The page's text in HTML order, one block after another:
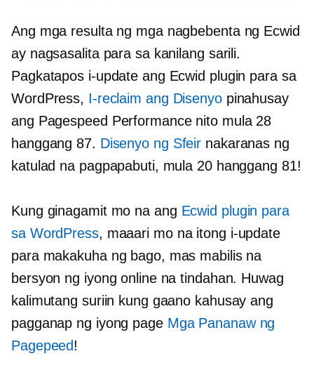
Ang mga resulta ng mga nagbebenta ng Ecwid
ay nagsasalita para sa kanilang sarili.
Pagkatapos i-update ang Ecwid plugin para sa
WordPress, I-reclaim ang Disenyopinahusay
ang Pagespeed Performance nito mula 28
hanggang 87. Disenyo ng Sfeir nakaranas ng
katulad na pagpapabuti, mula 20 hanggang 81!
Kung ginagamit mo na ang Ecwid plugin para
sa WordPress, maaari mo na itong i-update
para makakuha ng bago, mas mabilis na
bersyon ng iyong online na tindahan. Huwag
kalimutang suriin kung gaano kahusay ang
pagganap ng iyong page Mga Pananaw ng
Pagepeed!